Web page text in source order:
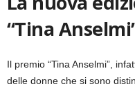
“Tina
Il premio “Tina Anselmi”,
delle donne che si sono